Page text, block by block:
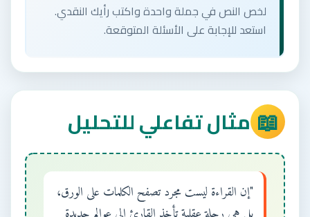
لخص النص في جملة واحدة واكتب رأيك النقدي.
استعد للإجابة على الأسئلة المتوقعة.
📖 مثال تفاعلي للتحليل
"إن القراءة ليست مجرد تصفح الكلمات على الورق،